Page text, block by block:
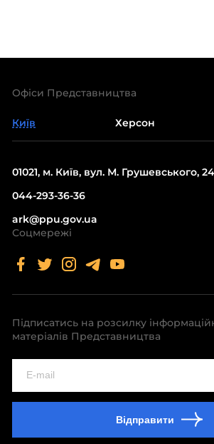
Офіси Представництва
Київ Херсон
01021, м. Київ, вул. М. Грушевського,
044-293-36-36
ark@ppu.gov.ua
Соцмережі
Підписатись на розсилку
матеріалів Представництва
Відправити